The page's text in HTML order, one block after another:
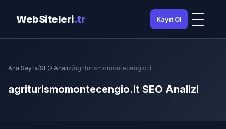
WebSiteleri.tr Kayıt Ol
Ana Sayfa/SEO Analiz/agriturismomontecengio.it
agriturismomontecengio.it SEO Analizi